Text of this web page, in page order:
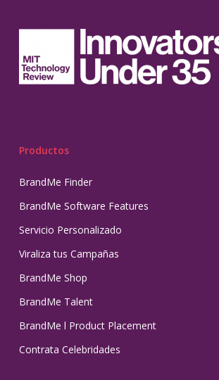
Productos
BrandMe Finder
BrandMe Software Features
Servicio Personalizado
Viraliza tus Campañas
BrandMe Shop
BrandMe Talent
BrandMe l Product Placement
Contrata Celebridades